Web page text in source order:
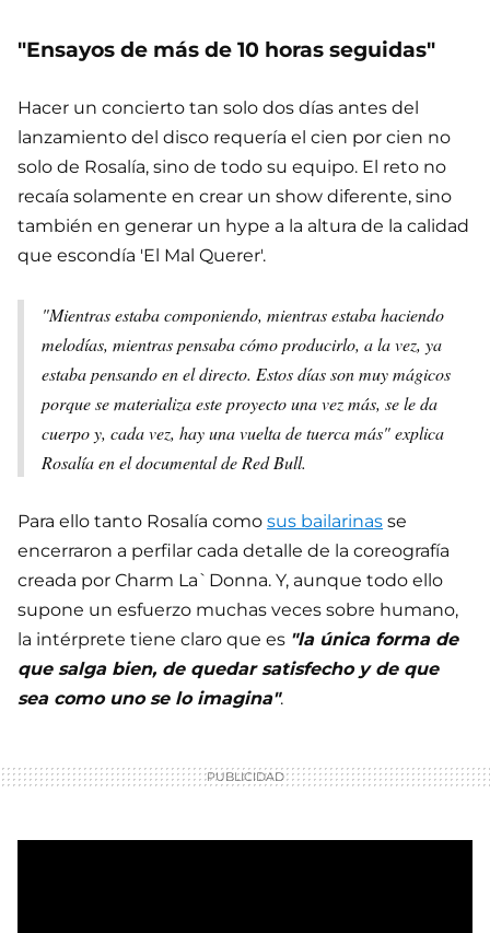
"Ensayos de más de 10 horas seguidas"
Hacer un concierto tan solo dos días antes del
lanzamiento del disco requería el cien por cien no
solo de Rosalía, sino de todo su equipo. El reto no
recaía solamente en crear un show diferente, sino
también en generar un hype a la altura de la calidad
que escondía 'El Mal Querer'.
"Mientras estaba componiendo, mientras estaba haciendo
melodías, mientras pensaba cómo producirlo, a la vez, ya
estaba pensando en el directo. Estos días son muy mágicos
porque se materializa este proyecto una vez más, se le da
cuerpo y, cada vez, hay una vuelta de tuerca más" explica
Rosalía en el documental de Red Bull.
Para ello tanto Rosalía como sus bailarinas se
encerraron a perfilar cada detalle de la coreografía
creada por Charm La`Donna. Y, aunque todo ello
supone un esfuerzo muchas veces sobre humano,
la intérprete tiene claro que es "la única forma de
que salga bien, de quedar satisfecho y de que
sea como uno se lo imagina".